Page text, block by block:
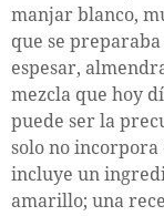
manjar blanco,
que se
espesar,
mezcla que hoy
puede ser la
solo no incorpora
incluye un
amarillo; una